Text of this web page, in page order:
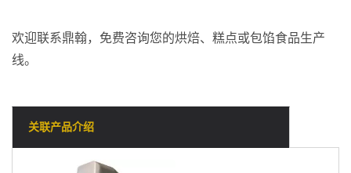
欢迎联系鼎翰，免费咨询您的烘焙、糕点或包馅食品生产
线。
关联产品介绍